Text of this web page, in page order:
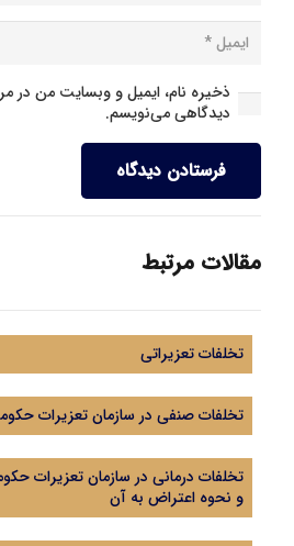
ذخیره نام، ایمیل و وبسایت من در
دیدگاهی می‌نویسم.
فرستادن دیدگاه
مقالات مرتبط
تخلفات تعزیراتی
تخلفات صنفی در سازمان تعزیرات
تخلفات درمانی در سازمان تعزیرات
و نحوه اعتراض به آن